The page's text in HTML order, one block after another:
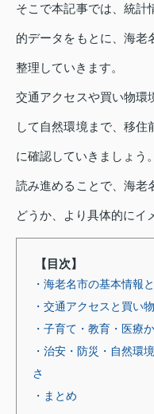
そこで本記事では、統計
的データをもとに、海老
整理していきます。
交通アクセスや買い物環
して自然環境まで、移
に確認していきましょう。
読み進めることで、海老
どうか、より具体的にイ
【目次】
・海老名市の基本情報
・交通アクセスと買い
・子育て・教育・医療
・治安・防災・自然環
さ
・まとめ